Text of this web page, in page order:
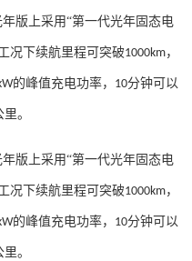
年版上采用“第一代光年固态电
况下续航里程可突破1000km，
的峰值充电功率， 10分钟可以
。
年版上采用“第一代光年固态电
况下续航里程可突破1000km，
的峰值充电功率， 10分钟可以
。